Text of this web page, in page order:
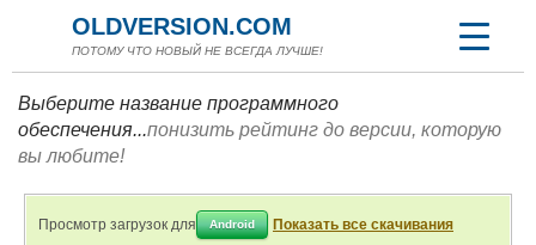
OLDVERSION.COM
ПОТОМУ ЧТО НОВЫЙ НЕ ВСЕГДА ЛУЧШЕ!
Выберите название программного
обеспечения...понизить рейтинг до версии, которую
вы любите!
Просмотр загрузок для Android Показать все скачивания